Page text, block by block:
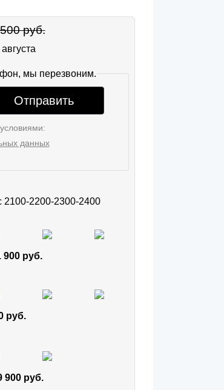
руб.
мы перезвоним.
Отправить
данных
2100-2200-2300-2400
900 руб.
руб.
900 руб.